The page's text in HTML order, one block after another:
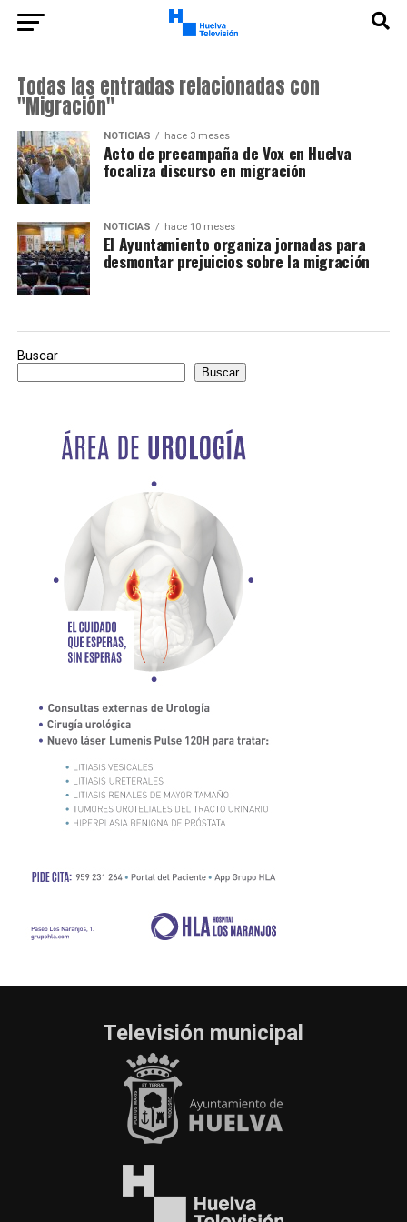
Todas las entradas relacionadas con
"Migración"
NOTICIAS hace 3 meses
Acto de precampaña de Vox en Huelva
focaliza discurso en migración
NOTICIAS hace 10 meses
El Ayuntamiento organiza jornadas para
desmontar prejuicios sobre la migración
Buscar
Buscar
Televisión municipal